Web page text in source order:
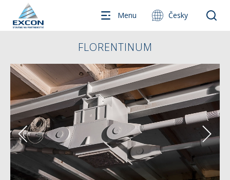
Menu Česky
FLORENTINUM